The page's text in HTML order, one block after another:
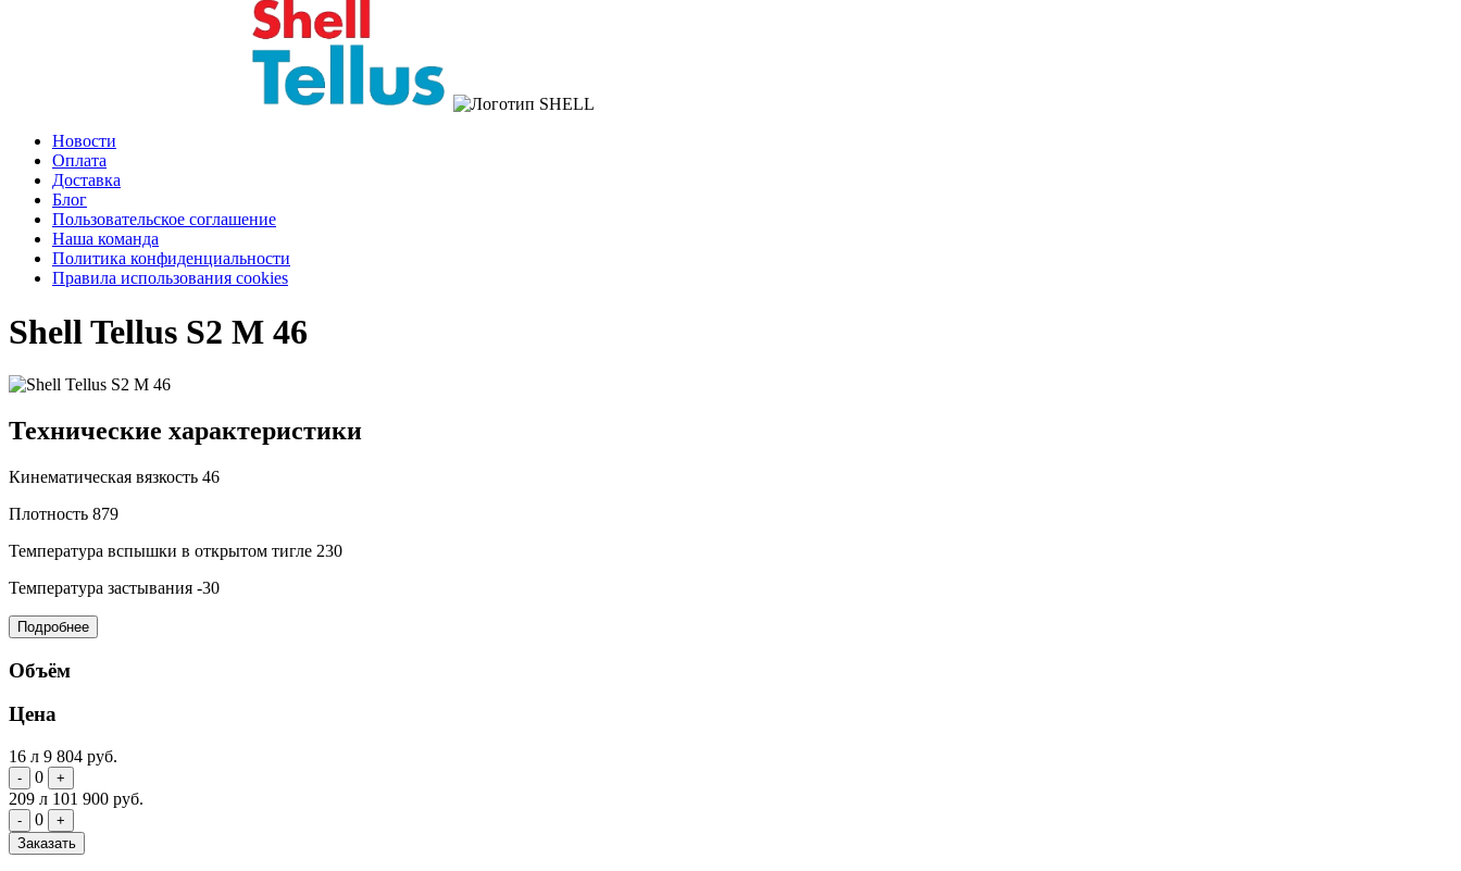
Новости
Оплата
Доставка
Блог
Пользовательское соглашение
Наша команда
Политика конфиденциальности
Правила использования cookies
Shell Tellus S2 M 46
Технические характеристики
Кинематическая вязкость 46
Плотность 879
Температура вспышки в открытом тигле 230
Температура застывания -30
Подробнее
Объём
Цена
16 л 9 804 руб.
- 0 +
209 л 101 900 руб.
- 0
+
Заказать